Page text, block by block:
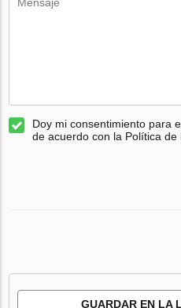
Doy mi consentimiento para
de acuerdo con la Política de
GUARDAR EN LA